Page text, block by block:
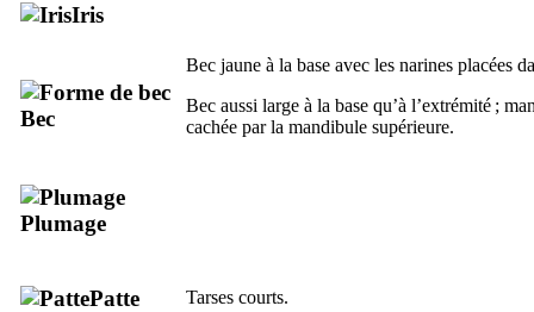
Iris
Bec
Bec jaune à la base avec les narines placées
Bec aussi large à la base qu’à l’extrémité ;
cachée par la mandibule supérieure.
Plumage
Patte Tarses courts.